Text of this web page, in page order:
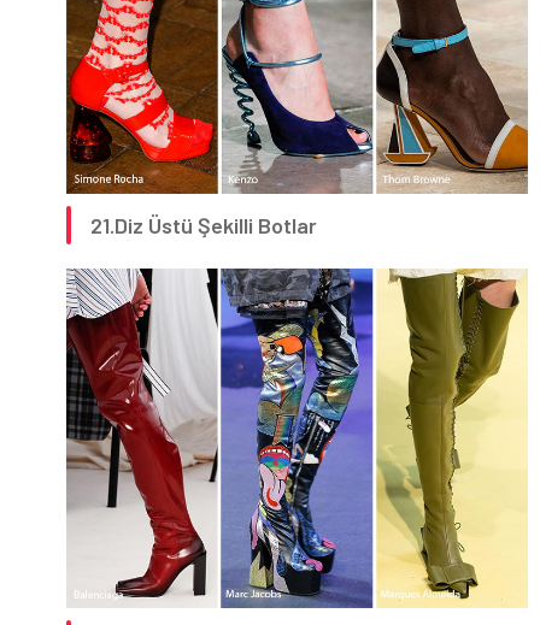
21.Diz Üstü Şekilli Botlar